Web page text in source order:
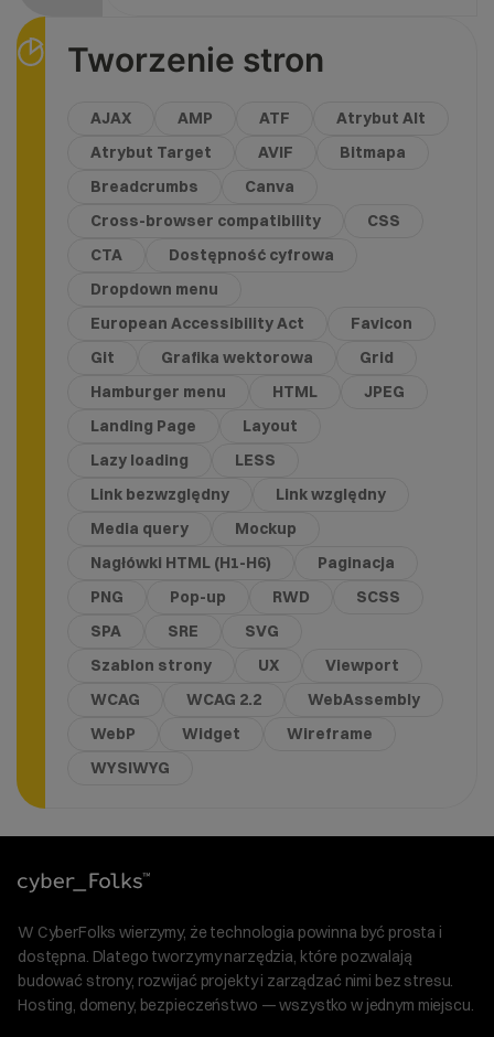
Tworzenie stron
AJAX AMP ATF
Atrybut Alt
Atrybut Target
AVIF
Bitmapa
Breadcrumbs
Canva
Cross-browser compatibility
CSS
CTA
Dostępność cyfrowa
Dropdown menu
European Accessibility Act
Favicon
Git
Grafika wektorowa
Grid
Hamburger menu
HTML
JPEG
Landing Page
Layout
Lazy loading
LESS
Link bezwzględny
Link względny
Media query
Mockup
Nagłówki HTML (H1-H6)
Paginacja
PNG
Pop-up RWD
SCSS
SPA
SRE
SVG
Szablon strony
UX
Viewport
WCAG
WCAG 2.2
WebAssembly
WebP
Widget
Wireframe
WYSIWYG
W CyberFolks wierzymy, że technologia powinna być prosta i
dostępna. Dlatego tworzymy narzędzia, które pozwalają
budować strony, rozwijać projekty i zarządzać nimi bez stresu.
Hosting, domeny, bezpieczeństwo — wszystko w jednym miejscu.